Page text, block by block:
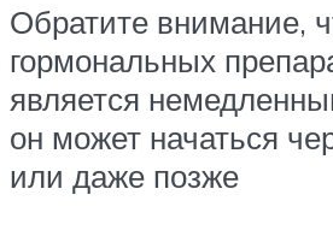
Обратите внимание,
гормональных
является
он может начаться
или даже позже